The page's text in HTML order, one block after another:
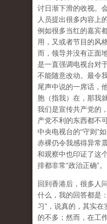
讨日渐下滑的收视。
人员提出很多内容上
例如很多当红的嘉宾
用，又或者节目的风
而，领导并没有正面
是一直强调电视台对
不能随意改动。最令
尾声中说的一席话，
胞（指我）在，那我
我们是宣传共产党的
产党不利的东西都不
中央电视台的“守则”
赤裸仍令我感得异常
和观察中也印证了这
排都非常“政治正确”。
回到香港后，很多人
什么，我的回答都是
习”，说真的，其实
的不多；然而，在工